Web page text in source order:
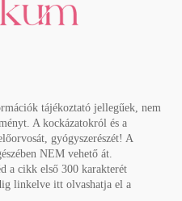
tájékoztató jellegűek, nem
A kockázatokról és a
gyógyszerészét! A
NEM vehető át.
a cikk első 300 karakterét
linkelve itt olvashatja el a